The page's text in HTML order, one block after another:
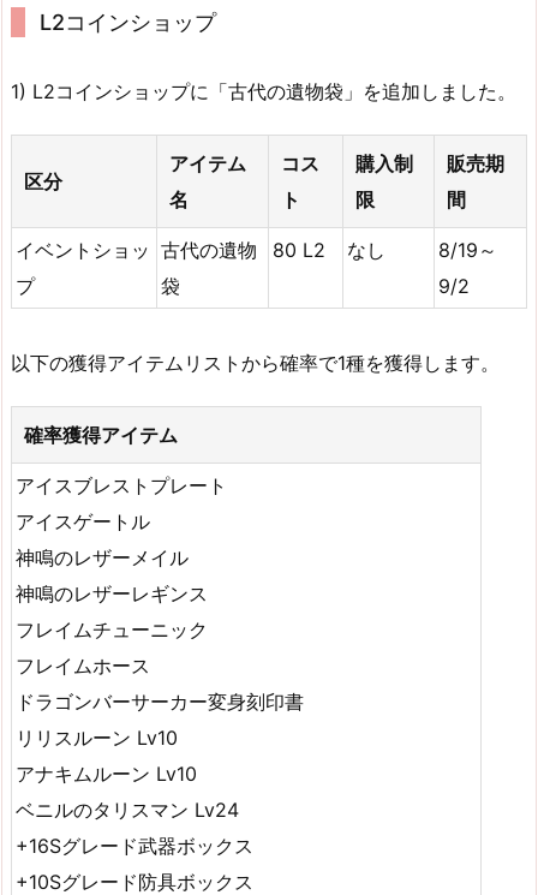
L2コインショップ
1) L2コインショップに「古代の遺物袋」を追加しました。
区分
アイテム
名
コス
ト
購入制
限
販売期
間
イベントショッ
プ
古代の遺物
袋
80 L2 なし
8/19～
9/2
以下の獲得アイテムリストから確率で1種を獲得します。
確率獲得アイテム
アイスブレストプレート
アイスゲートル
神鳴のレザーメイル
神鳴のレザーレギンス
フレイムチューニック
フレイムホース
ドラゴンバーサーカー変身刻印書
リリスルーン Lv10
アナキムルーン Lv10
ベニルのタリスマン Lv24
+16Sグレード武器ボックス
+10Sグレード防具ボックス